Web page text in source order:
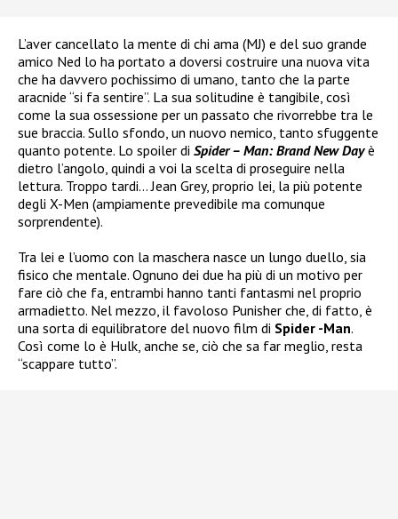
L’aver cancellato la mente di chi ama (MJ) e del suo grande
amico Ned lo ha portato a doversi costruire una nuova vita
che ha davvero pochissimo di umano, tanto che la parte
aracnide “si fa sentire”. La sua solitudine è tangibile, così
come la sua ossessione per un passato che rivorrebbe tra le
sue braccia. Sullo sfondo, un nuovo nemico, tanto sfuggente
quanto potente. Lo spoiler di Spider – Man: Brand New Dayè
dietro l’angolo, quindi a voi la scelta di proseguire nella
lettura. Troppo tardi… Jean Grey, proprio lei, la più potente
degli X-Men (ampiamente prevedibile ma comunque
sorprendente).
Tra lei e l’uomo con la maschera nasce un lungo duello, sia
fisico che mentale. Ognuno dei due ha più di un motivo per
fare ciò che fa, entrambi hanno tanti fantasmi nel proprio
armadietto. Nel mezzo, il favoloso Punisher che, di fatto, è
una sorta di equilibratore del nuovo film di Spider -Man.
Così come lo è Hulk, anche se, ciò che sa far meglio, resta
“scappare tutto”.